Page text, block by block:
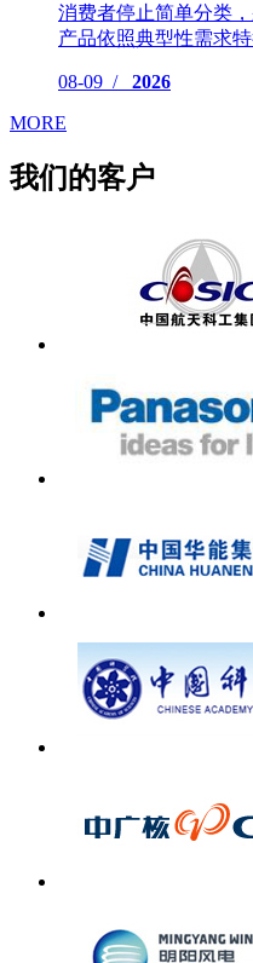
消费者停止简单分类
产品依照典型性需求
08-09 / 2026
MORE
我们的客户